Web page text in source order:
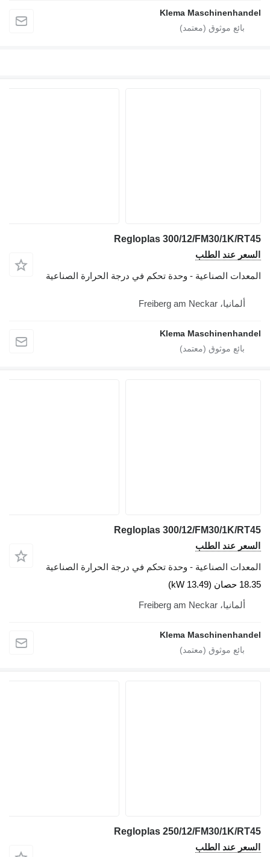
Klema Maschinenhandel
Regloplas 300/12/FM30/1K/RT45
السعر عند الطلب
المعدات الصناعية - وحدة تحكم في درجة الحرارة الصناعية
ألمانيا، Freiberg am Neckar
Klema Maschinenhandel
Regloplas 300/12/FM30/1K/RT45
السعر عند الطلب
المعدات الصناعية - وحدة تحكم في درجة الحرارة الصناعية
18.35 حصان (13.49 kW)
ألمانيا، Freiberg am Neckar
Klema Maschinenhandel
Regloplas 250/12/FM30/1K/RT45
السعر عند الطلب